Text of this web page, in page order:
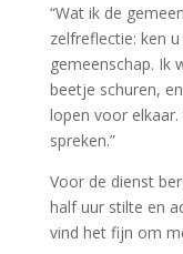
“Wat ik de
zelfreflectie: ken
gemeenschap. Ik
beetje schuren,
lopen voor
spreken.”
Voor de dienst
half uur stilte en
vind het fijn om